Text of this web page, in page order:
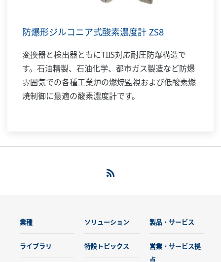
防爆形ジルコニア式酸素濃度計 ZS8
変換器と検出器ともにTIIS対応耐圧防爆構造で
す。石油精製、石油化学、都市ガス製造など防爆
雰囲気での各種工業炉の燃焼監視および低酸素燃
焼制御に最適の酸素濃度計です。
業種 ソリューション 製品・サービス
ライブラリ 特設トピックス
営業・サービス拠
点